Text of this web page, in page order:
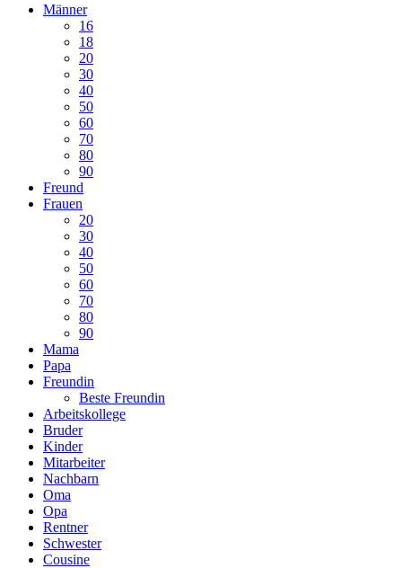
Männer
16
18
20
30
40
50
60
70
80
90
Freund
Frauen
20
30
40
50
60
70
80
90
Mama
Papa
Freundin
Beste Freundin
Arbeitskollege
Bruder
Kinder
Mitarbeiter
Nachbarn
Oma
Opa
Rentner
Schwester
Cousine